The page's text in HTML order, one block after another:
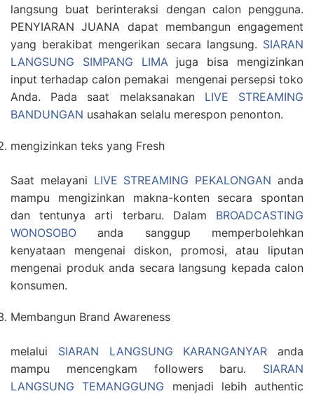
langsung buat berinteraksi dengan calon pengguna.
PENYIARAN JUANA dapat membangun engagement
yang berakibat mengerikan secara langsung. SIARAN
LANGSUNG SIMPANG LIMAjuga bisa mengizinkan
input terhadap calon pemakai mengenai persepsi toko
Anda. Pada saat melaksanakan LIVE STREAMING
BANDUNGAN usahakan selalu merespon penonton.
mengizinkan teks yang Fresh
Saat melayani LIVE STREAMING PEKALONGAN anda
mampu mengizinkan makna-konten secara spontan
dan tentunya arti terbaru. Dalam BROADCASTING
WONOSOBO anda sanggup memperbolehkan
kenyataan mengenai diskon, promosi, atau liputan
mengenai produk anda secara langsung kepada calon
konsumen.
Membangun Brand Awareness
melalui SIARAN LANGSUNG KARANGANYAR anda
mampu mencengkam followers baru. SIARAN
LANGSUNG TEMANGGUNG menjadi lebih authentic